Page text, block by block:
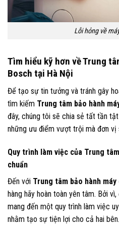
Lỗi hỏng về
Tìm hiểu kỹ hơn về Trung
Bosch tại Hà Nội
Để tạo sự tin tưởng và tránh gây
tìm kiếm Trung tâm bảo hành
đây, chúng tôi sẽ chia sẻ tất tần
những ưu điểm vượt trội mà đơn vị
Quy trình làm việc của Trung
chuẩn
Đến với Trung tâm bảo hành
hàng hãy hoàn toàn yên tâm. Bởi
mang đến một quy trình làm việc
nhằm tạo sự tiện lợi cho cả hai